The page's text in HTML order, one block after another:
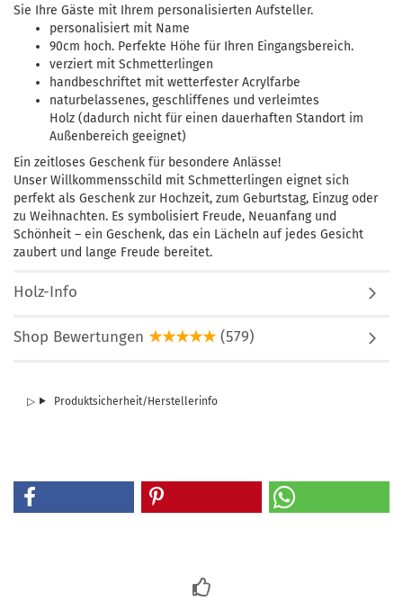
Sie Ihre Gäste mit Ihrem personalisierten Aufsteller.
personalisiert mit Name
90cm hoch. Perfekte Höhe für Ihren Eingangsbereich.
verziert mit Schmetterlingen
handbeschriftet mit wetterfester Acrylfarbe
naturbelassenes, geschliffenes und verleimtes
Holz (dadurch nicht für einen dauerhaften Standort im
Außenbereich geeignet)
Ein zeitloses Geschenk für besondere Anlässe!
Unser Willkommensschild mit Schmetterlingen eignet sich
perfekt als Geschenk zur Hochzeit, zum Geburtstag, Einzug oder
zu Weihnachten. Es symbolisiert Freude, Neuanfang und
Schönheit – ein Geschenk, das ein Lächeln auf jedes Gesicht
zaubert und lange Freude bereitet.
Holz-Info
Shop Bewertungen ★★★★★ (579)
Produktsicherheit/Herstellerinfo